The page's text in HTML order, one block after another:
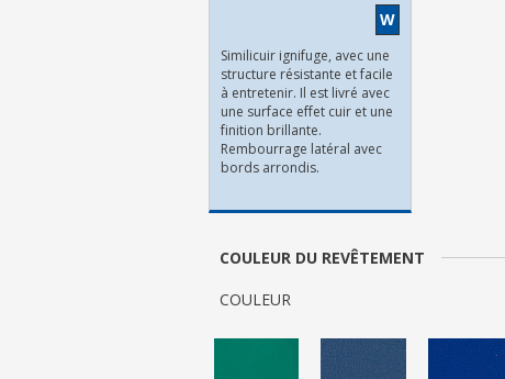
W
Similicuir ignifuge, avec une
structure résistante et facile
à entretenir. Il est livré avec
une surface effet cuir et une
finition brillante.
Rembourrage latéral avec
bords arrondis.
COULEUR DU REVÊTEMENT
COULEUR